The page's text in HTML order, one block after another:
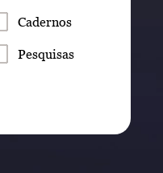
Cadernos
Pesquisas